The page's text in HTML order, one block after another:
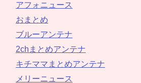
アフォニュース
おまとめ
ブルーアンテナ
2chまとめアンテナ
キチママまとめアンテナ
メリーニュース